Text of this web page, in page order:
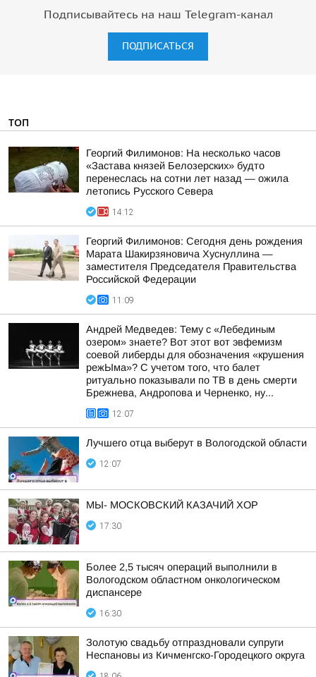
Подписывайтесь на наш Telegram-канал
ПОДПИСАТЬСЯ
ТОП
Георгий Филимонов: На несколько часов
«Застава князей Белозерских» будто
перенеслась на сотни лет назад — ожила
летопись Русского Севера
14:12
Георгий Филимонов: Сегодня день рождения
Марата Шакирзяновича Хуснуллина —
заместителя Председателя Правительства
Российской Федерации
11:09
Андрей Медведев: Тему с «Лебединым
озером» знаете? Вот этот вот эвфемизм
соевой либерды для обозначения «крушения
режЫма»? С учетом того, что балет
ритуально показывали по ТВ в день смерти
Брежнева, Андропова и Черненко, ну...
12:07
Лучшего отца выберут в Вологодской области
12:07
МЫ- МОСКОВСКИЙ КАЗАЧИЙ ХОР
17:30
Более 2,5 тысяч операций выполнили в
Вологодском областном онкологическом
диспансере
16:30
Золотую свадьбу отпраздновали супруги
Неспановы из Кичменгско-Городецкого округа